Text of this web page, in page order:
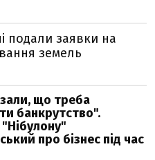
подали заявки на
земель
що треба
банкрутство".
про бізнес під час